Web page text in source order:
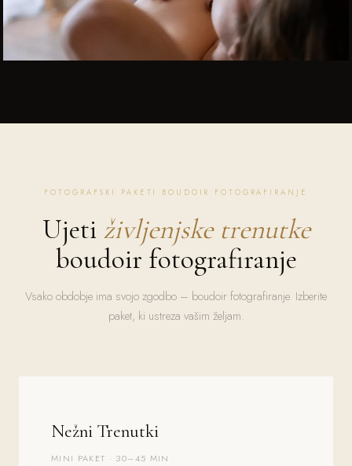
FOTOGRAFSKI PAKETI BOUDOIR FOTOGRAFIRANJE
Ujeti življenjske trenutke
boudoir fotografiranje
Vsako obdobje ima svojo zgodbo – boudoir fotografiranje. Izberite
paket, ki ustreza vašim željam.
Nežni Trenutki
MINI PAKET · 30–45 MIN